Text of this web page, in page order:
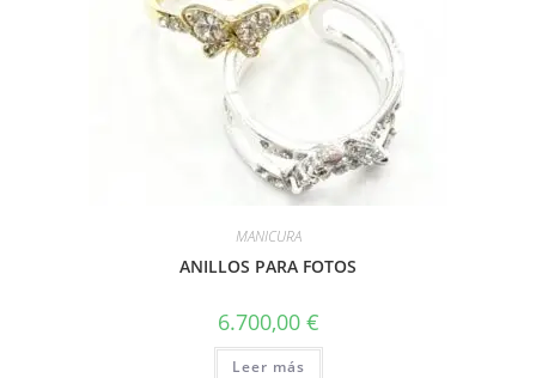
MANICURA
ANILLOS PARA FOTOS
6.700,00 €
Leer más